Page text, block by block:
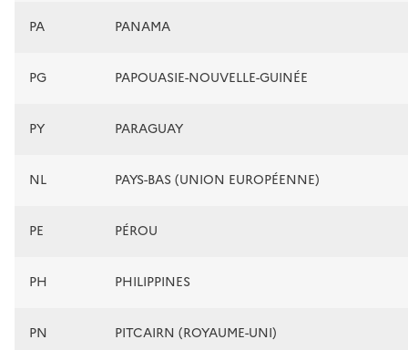
PA PANAMA
PG PAPOUASIE-NOUVELLE-GUINÉE
PY PARAGUAY
NL PAYS-BAS (UNION EUROPÉENNE)
PE PÉROU
PH PHILIPPINES
PN PITCAIRN (ROYAUME-UNI)